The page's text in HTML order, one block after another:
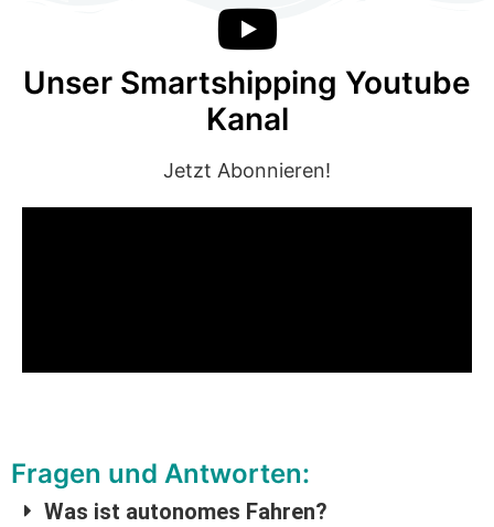
Unser Smartshipping Youtube
Kanal
Jetzt Abonnieren!
Fragen und Antworten:
Was ist autonomes Fahren?